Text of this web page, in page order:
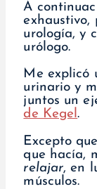
A
exhaustivo,
urología, y
urólogo.
Me explicó
urinario y
juntos un
de Kegel.
Excepto
que hacía,
relajar, en
músculos.